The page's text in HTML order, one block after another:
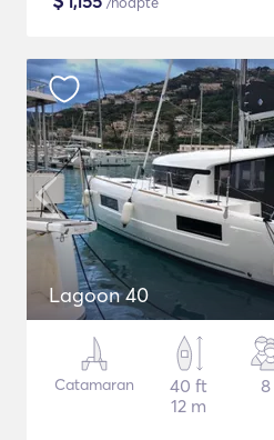
Lagoon 40
Catamaran
40 ft
12 m
8